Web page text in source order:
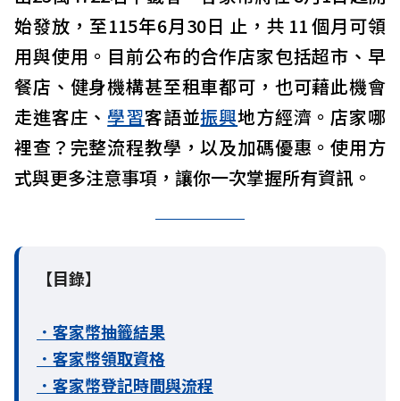
始發放，至115年6月30日 止，共 11 個月可領
用與使用。目前公布的合作店家包括超市、早
餐店、健身機構甚至租車都可，也可藉此機會
走進客庄、學習客語並振興地方經濟。店家哪
裡查？完整流程教學，以及加碼優惠。使用方
式與更多注意事項，讓你一次掌握所有資訊。
【目錄】
． 客家幣抽籤結果
．客家幣領取資格
．客家幣登記時間與流程